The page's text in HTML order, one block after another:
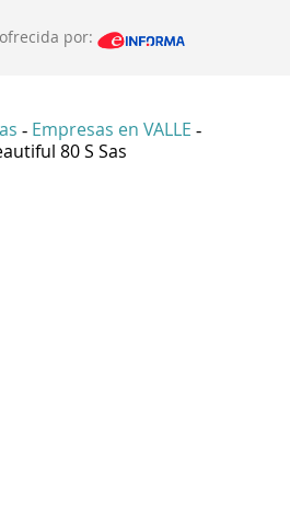
por:
- Empresas en VALLE -
80 S Sas